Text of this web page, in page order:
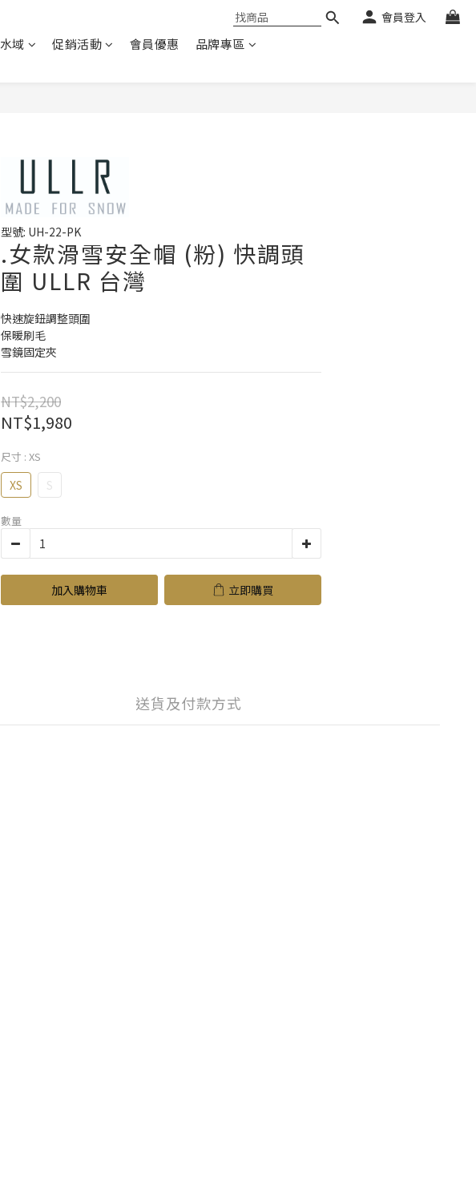
會員登入
水域 促銷活動 會員優惠 品牌專區
型號: UH-22-PK
.女款滑雪安全帽 (粉) 快調頭
圍 ULLR 台灣
快速旋鈕調整頭圍
保暖刷毛
雪鏡固定夾
NT$2,200
NT$1,980
尺寸 : XS
XS S
數量
加入購物車 立即購買
送貨及付款方式